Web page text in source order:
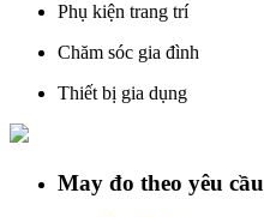
Phụ kiện trang trí
Chăm sóc gia đình
Thiết bị gia dụng
May đo theo yêu cầu